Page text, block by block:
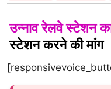
उन्नाव रेलवे स्टेशन का
स्टेशन करने की मांग